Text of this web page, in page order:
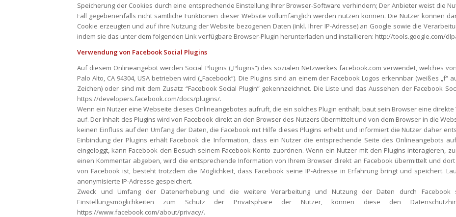
Speicherung der Cookies durch eine entsprechende Einstellung Ihrer Browser-Software verhindern; Der Anbieter weist die
Fall gegebenenfalls nicht sämtliche Funktionen dieser Website vollumfänglich werden nutzen können. Die Nutzer können
Cookie erzeugten und auf ihre Nutzung der Website bezogenen Daten (inkl. Ihrer IP-Adresse) an Google sowie die
indem sie das unter dem folgenden Link verfügbare Browser-Plugin herunterladen und installieren: http://tools.google.com/
Verwendung von Facebook Social Plugins
Auf diesem Onlineangebot werden Social Plugins („Plugins“) des sozialen Netzwerkes facebook.com verwendet, welches
Palo Alto, CA 94304, USA betrieben wird („Facebook“). Die Plugins sind an einem der Facebook Logos erkennbar (weißes „f“
Zeichen) oder sind mit dem Zusatz “Facebook Social Plugin” gekennzeichnet. Die Liste und das Aussehen der Facebook
https://developers.facebook.com/docs/plugins/.
Wenn ein Nutzer eine Webseite dieses Onlineangebotes aufruft, die ein solches Plugin enthält, baut sein Browser eine
auf. Der Inhalt des Plugins wird von Facebook direkt an den Browser des Nutzers übermittelt und von dem Browser in die
keinen Einfluss auf den Umfang der Daten, die Facebook mit Hilfe dieses Plugins erhebt und informiert die Nutzer daher
Einbindung der Plugins erhält Facebook die Information, dass ein Nutzer die entsprechende Seite des Onlineangebots
eingeloggt, kann Facebook den Besuch seinem Facebook-Konto zuordnen. Wenn ein Nutzer mit den Plugins interagieren,
einen Kommentar abgeben, wird die entsprechende Information von Ihrem Browser direkt an Facebook übermittelt und
von Facebook ist, besteht trotzdem die Möglichkeit, dass Facebook seine IP-Adresse in Erfahrung bringt und speichert.
anonymisierte IP-Adresse gespeichert.
Zweck und Umfang der Datenerhebung und die weitere Verarbeitung und Nutzung der Daten durch Facebook
Einstellungsmöglichkeiten zum Schutz der Privatsphäre der Nutzer, können diese den
https://www.facebook.com/about/privacy/.